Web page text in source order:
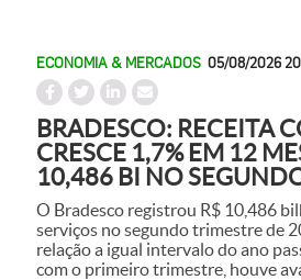
ECONOMIA & MERCADOS 05/08/2026
BRADESCO: RECEITA
CRESCE 1,7% EM 12
10,486 BI NO
O Bradesco registrou R$ 10,486
serviços no segundo trimestre de
relação a igual intervalo do ano
com o primeiro trimestre, houve